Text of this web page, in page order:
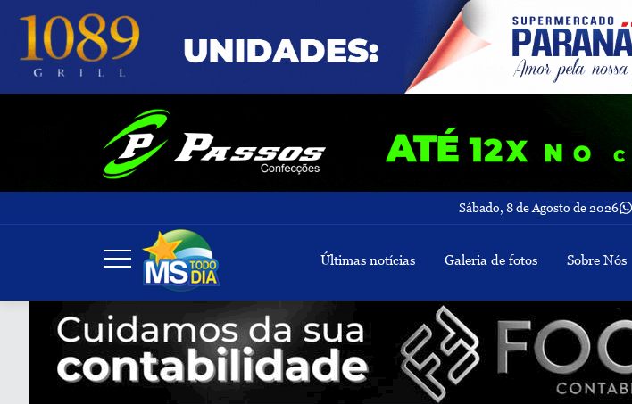
Sábado, 8 de Agosto de 2026
Últimas notícias Galeria de fotos Sobre Nós